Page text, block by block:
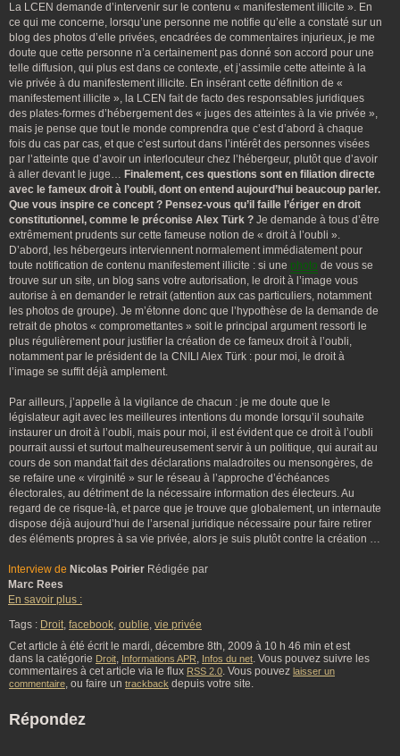
La LCEN demande d’intervenir sur le contenu « manifestement illicite ». En
ce qui me concerne, lorsqu’une personne me notifie qu’elle a constaté sur un
blog des photos d’elle privées, encadrées de commentaires injurieux, je me
doute que cette personne n’a certainement pas donné son accord pour une
telle diffusion, qui plus est dans ce contexte, et j’assimile cette atteinte à la
vie privée à du manifestement illicite. En insérant cette définition de «
manifestement illicite », la LCEN fait de facto des responsables juridiques
des plates-formes d’hébergement des « juges des atteintes à la vie privée »,
mais je pense que tout le monde comprendra que c’est d’abord à chaque
fois du cas par cas, et que c’est surtout dans l’intérêt des personnes visées
par l’atteinte que d’avoir un interlocuteur chez l’hébergeur, plutôt que d’avoir
à aller devant le juge… Finalement, ces questions sont en filiation directe
avec le fameux droit à l’oubli, dont on entend aujourd’hui beaucoup parler.
Que vous inspire ce concept ? Pensez-vous qu’il faille l’ériger en droit
constitutionnel, comme le préconise Alex Türk ? Je demande à tous d’être
extrêmement prudents sur cette fameuse notion de « droit à l’oubli ».
D’abord, les hébergeurs interviennent normalement immédiatement pour
toute notification de contenu manifestement illicite : si une photo de vous se
trouve sur un site, un blog sans votre autorisation, le droit à l’image vous
autorise à en demander le retrait (attention aux cas particuliers, notamment
les photos de groupe). Je m’étonne donc que l’hypothèse de la demande de
retrait de photos « compromettantes » soit le principal argument ressorti le
plus régulièrement pour justifier la création de ce fameux droit à l’oubli,
notamment par le président de la CNILl Alex Türk : pour moi, le droit à
l’image se suffit déjà amplement.
Par ailleurs, j’appelle à la vigilance de chacun : je me doute que le
législateur agit avec les meilleures intentions du monde lorsqu’il souhaite
instaurer un droit à l’oubli, mais pour moi, il est évident que ce droit à l’oubli
pourrait aussi et surtout malheureusement servir à un politique, qui aurait au
cours de son mandat fait des déclarations maladroites ou mensongères, de
se refaire une « virginité » sur le réseau à l’approche d’échéances
électorales, au détriment de la nécessaire information des électeurs. Au
regard de ce risque-là, et parce que je trouve que globalement, un internaute
dispose déjà aujourd’hui de l’arsenal juridique nécessaire pour faire retirer
des éléments propres à sa vie privée, alors je suis plutôt contre la création …
Interview de Nicolas Poirier Rédigée par
Marc Rees
En savoir plus :
Tags : Droit, facebook, oublie, vie privée
Cet article à été écrit le mardi, décembre 8th, 2009 à 10 h 46 min et est
dans la catégorie Droit, Informations APR, Infos du net. Vous pouvez suivre les
commentaires à cet article via le flux RSS 2.0. Vous pouvez laisser un
commentaire, ou faire un trackback depuis votre site.
Répondez